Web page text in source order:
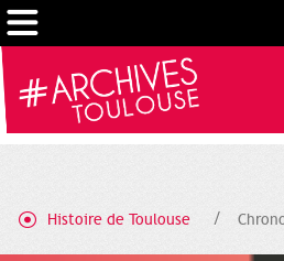
Histoire de Toulouse
Gestion de vos préférences sur les